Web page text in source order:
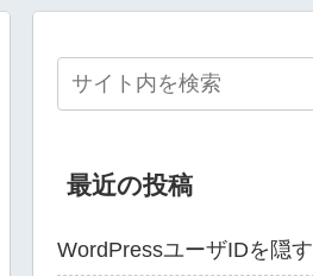
最近の投稿
WordPressユーザIDを隠す